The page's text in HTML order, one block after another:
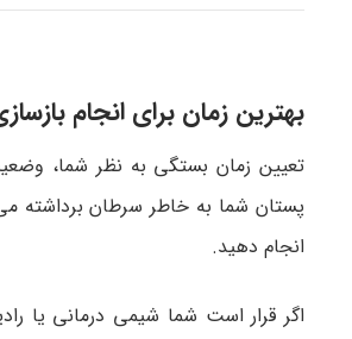
بهترین زمان برای انجام
تعیین زمان بستگی به نظر شما،
پستان شما به خاطر سرطان برداشته
انجام دهید.
اگر قرار است شما شیمی درمانی یا